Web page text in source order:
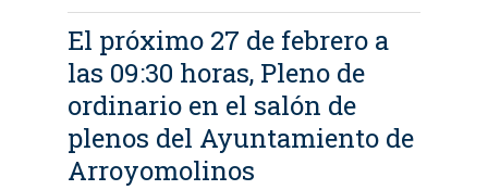
El próximo 27 de febrero a
las 09:30 horas, Pleno de
ordinario en el salón de
plenos del Ayuntamiento de
Arroyomolinos